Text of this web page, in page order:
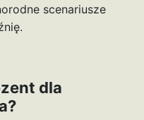
scenariusze
dla